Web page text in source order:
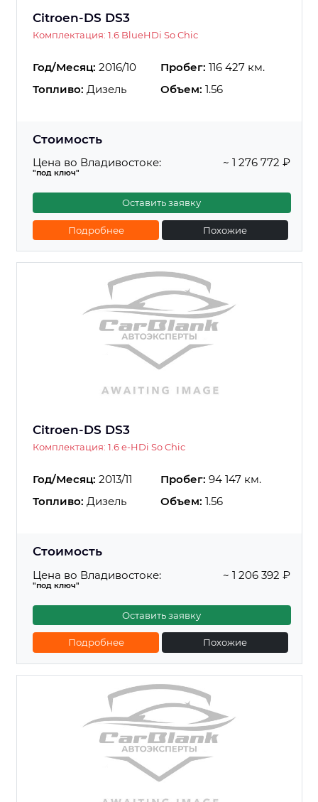
Citroen-DS DS3
Комплектация: 1.6 BlueHDi So Chic
Год/Месяц: 2016/10 Пробег: 116 427 км.
Топливо: Дизель Объем: 1.56
Стоимость
Цена во Владивостоке:
"под ключ"
~ 1 276 772 ₽
Оставить заявку
Подробнее Похожие
Citroen-DS DS3
Комплектация: 1.6 e-HDi So Chic
Год/Месяц: 2013/11 Пробег: 94 147 км.
Топливо: Дизель Объем: 1.56
Стоимость
Цена во Владивостоке:
"под ключ"
~ 1 206 392 ₽
Оставить заявку
Подробнее Похожие